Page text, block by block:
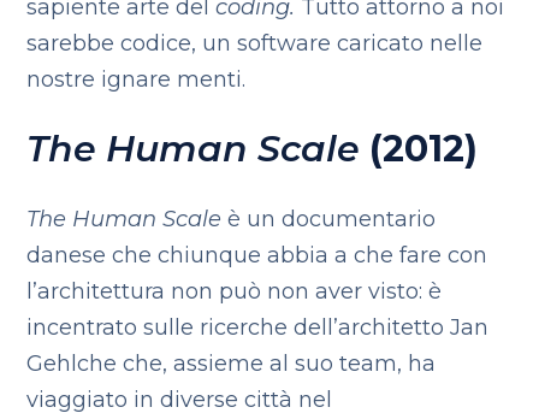
sapiente arte delcoding. Tutto attorno a noi
sarebbe codice, un software caricato nelle
nostre ignare menti.
The Human Scale (2012)
The Human Scale è un documentario
danese che chiunque abbia a che fare con
l’architettura non può non aver visto: è
incentrato sulle ricerche dell’architetto Jan
Gehlche che, assieme al suo team, ha
viaggiato in diverse città nel